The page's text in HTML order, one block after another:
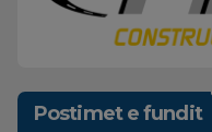
Postimet e fundit